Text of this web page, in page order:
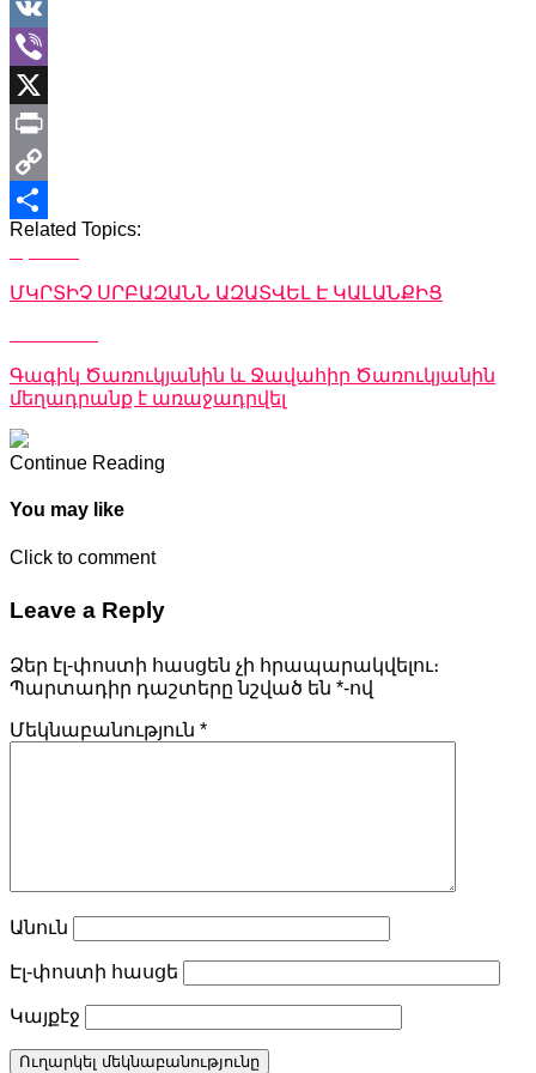
WhatsApp
VK
Viber
X
Print
Copy
Link
Share
Related Topics:
ՄԿՐՏԻՉ ՍՐԲԱԶԱՆՆ ԱԶԱՏՎԵԼ Է ԿԱԼԱՆՔԻՑ
Գագիկ Ծառուկյանին և Ջավահիր Ծառուկյանին
մեղադրանք է առաջադրվել
Continue Reading
You may like
Click to comment
Leave a Reply
Ձեր էլ-փոստի հասցեն չի հրապարակվելու։
Պարտադիր դաշտերը նշված են *-ով
Մեկնաբանություն *
Անուն
Էլ-փոստի հասցե
Կայքէջ